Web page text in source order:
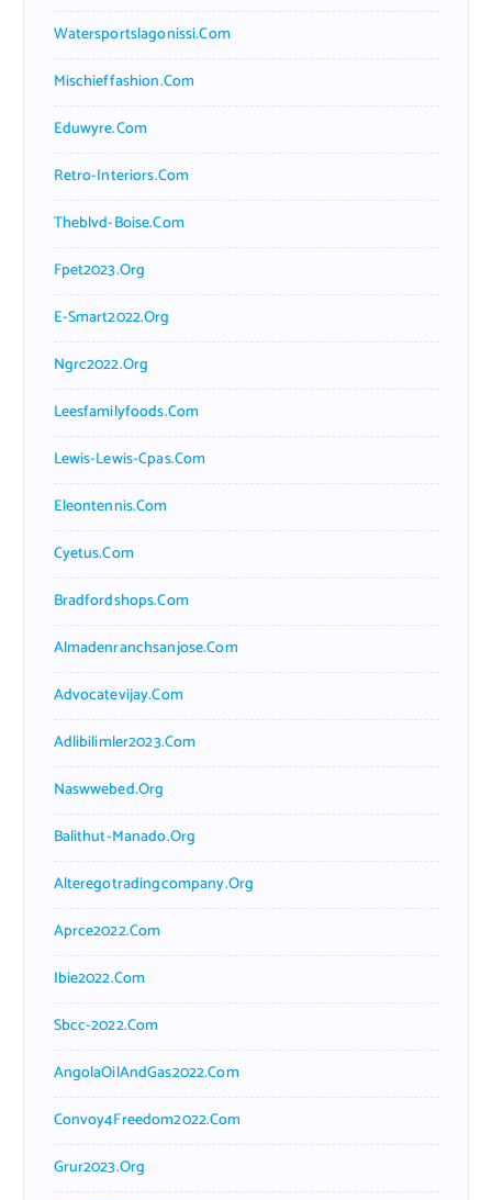
Watersportslagonissi.com
Mischieffashion.com
Eduwyre.com
Retro-Interiors.com
Theblvd-Boise.com
Fpet2023.org
E-Smart2022.org
Ngrc2022.org
Leesfamilyfoods.com
Lewis-Lewis-Cpas.com
Eleontennis.com
Cyetus.com
Bradfordshops.com
Almadenranchsanjose.com
Advocatevijay.com
Adlibilimler2023.com
Naswwebed.org
Balithut-Manado.org
Alteregotradingcompany.org
Aprce2022.com
Ibie2022.com
Sbcc-2022.com
AngolaOilAndGas2022.com
Convoy4Freedom2022.com
Grur2023.org